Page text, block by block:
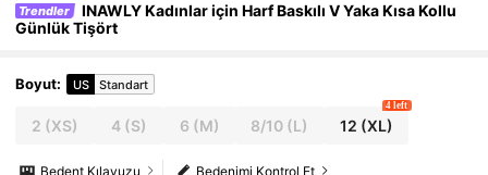
Trendler
INAWLY Kadınlar için Harf Baskılı V Yaka Kısa Kollu
Günlük Tişört
Boyut: US Standart
2 (XS) 4(S) 6 (M) 8/10 (L) 12 (XL)
4 left
Bedenimi Kontrol Et
Bedent Kılavuzu